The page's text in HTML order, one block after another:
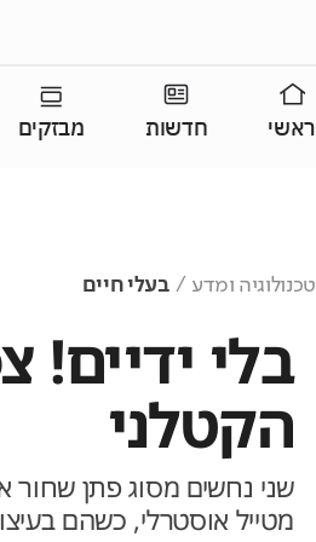
ראשי חדשות מבזקים
טכנולוגיה ומדע בעלי חיים
בלי
הקטלני
שני נחשים מסוג פתן
מטייל אוסטרלי, כשהם